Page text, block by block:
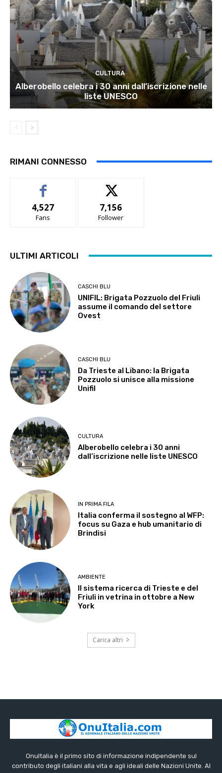
CULTURA
Alberobello celebra i 30 anni dall’iscrizione nelle
liste UNESCO
RIMANI CONNESSO
4,527
Fans
7,156
Follower
ULTIMI ARTICOLI
CASCHI BLU
UNIFIL: Brigata Pozzuolo del Friuli
assume il comando del settore
Ovest
CASCHI BLU
Da Trieste al Libano: la Brigata
Pozzuolo si unisce alla missione
Unifil
CULTURA
Alberobello celebra i 30 anni
dall’iscrizione nelle liste UNESCO
IN PRIMA FILA
Italia conferma il sostegno al WFP:
focus su Gaza e hub umanitario di
Brindisi
AMBIENTE
Il sistema ricerca di Trieste e del
Friuli in vetrina in ottobre a New
York
Carica altri
OnuItalia è il primo sito di informazione indipendente sul
contributo degli italiani alla vita e agli ideali delle Nazioni Unite. Al